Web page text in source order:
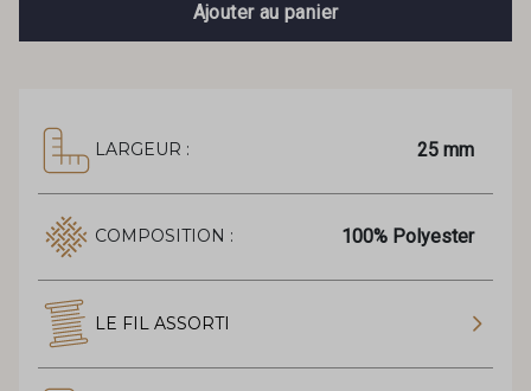
Ajouter au panier
LARGEUR : 25 mm
COMPOSITION : 100% Polyester
LE FIL ASSORTI